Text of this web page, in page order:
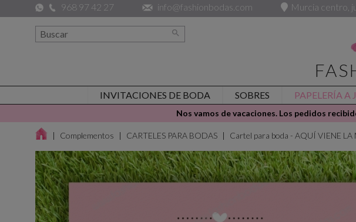
968 97 42 27 info@fashionbodas.com Murcia centro,

INVITACIONES DE BODA SOBRES PAPELERÍA A
Nos vamos de vacaciones. Los pedidos
Complementos CARTELES PARA BODAS Cartel para boda - AQUÍ VIENE